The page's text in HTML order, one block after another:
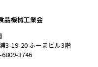
品機械工業会
3-19-20 ふーまビル3階
6809-3746